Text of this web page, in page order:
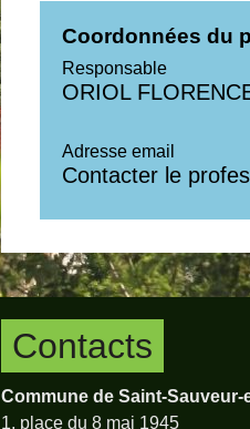
Coordonnées du
Responsable
ORIOL
Adresse email
Contacter le
Contacts
Commune de Saint-Sauveur-
1, place du 8 mai 1945